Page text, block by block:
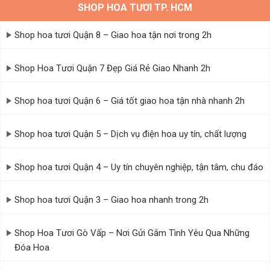
SHOP HOA TƯƠI TP. HCM
Shop hoa tươi Quận 8 – Giao hoa tận nơi trong 2h
Shop Hoa Tươi Quận 7 Đẹp Giá Rẻ Giao Nhanh 2h
Shop hoa tươi Quận 6 – Giá tốt giao hoa tận nhà nhanh 2h
Shop hoa tươi Quận 5 – Dịch vụ điện hoa uy tín, chất lượng
Shop hoa tươi Quận 4 – Uy tín chuyên nghiệp, tận tâm, chu đáo
Shop hoa tươi Quận 3 – Giao hoa nhanh trong 2h
Shop Hoa Tươi Gò Vấp – Nơi Gửi Gắm Tình Yêu Qua Những
Đóa Hoa